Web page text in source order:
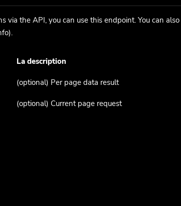
via the API, you can use this endpoint. You can
La description
(optional) Per page data result
(optional) Current page request